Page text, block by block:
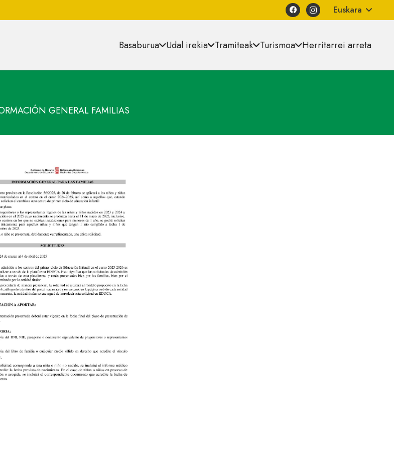
Euskara
Basaburua Udal irekia Tramiteak Turismoa Herritarrei arreta
GENERAL FAMILIAS